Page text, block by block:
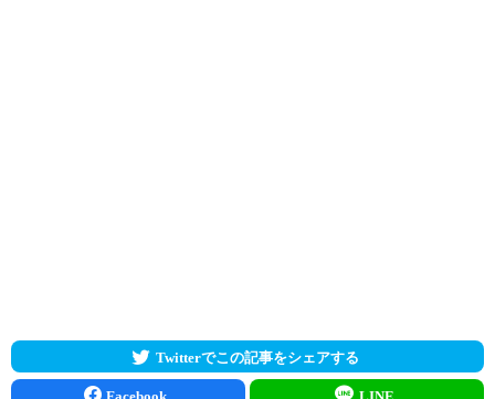
Twitterでこの記事をシェアする
Facebook LINE